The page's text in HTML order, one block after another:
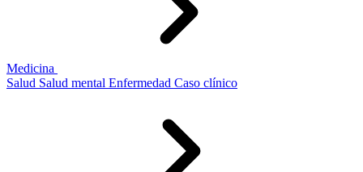
Medicina
Salud Salud mental Enfermedad Caso clínico